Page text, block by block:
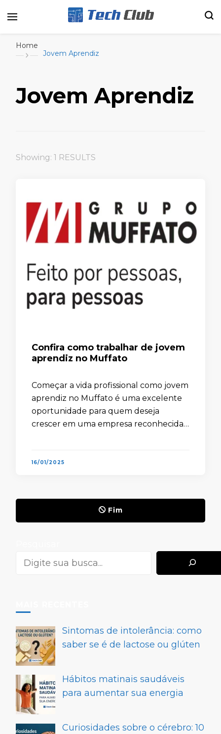
Home
Jovem Aprendiz
Jovem Aprendiz
Showing: 1 RESULTS
Confira como trabalhar de jovem
aprendiz no Muffato
Começar a vida profissional como jovem
aprendiz no Muffato é uma excelente
oportunidade para quem deseja
crescer em uma empresa reconhecida.
habilidades valiosas para …
16/01/2025
Fim
Sintomas de intolerância: como
saber se é de lactose ou glúten
Hábitos matinais saudáveis
para aumentar sua energia
Curiosidades sobre o cérebro: 10